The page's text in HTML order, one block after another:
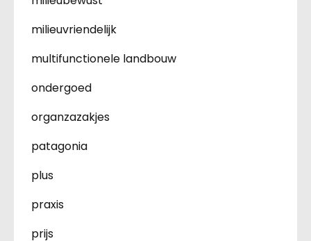
milieuvriendelijk
multifunctionele landbouw
ondergoed
organzazakjes
patagonia
plus
praxis
prijs